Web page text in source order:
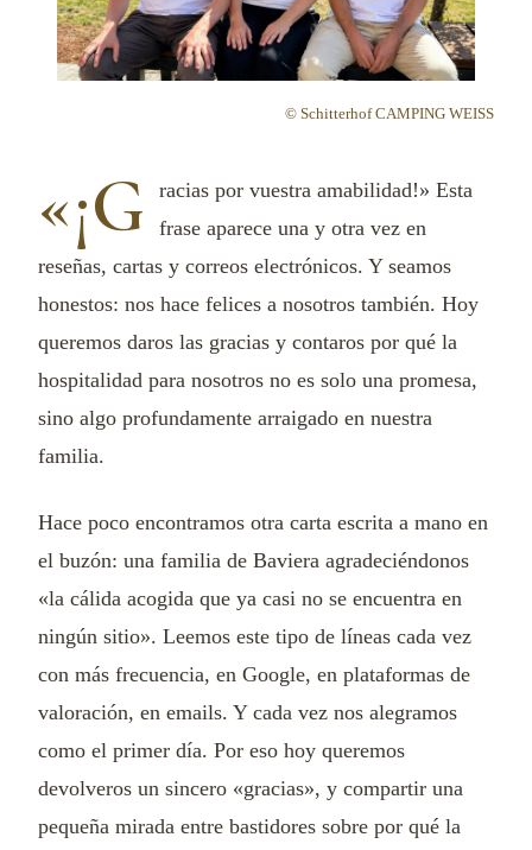
© Schitterhof CAMPING WEISS
«¡G
racias por vuestra amabilidad!» Esta
frase aparece una y otra vez en
reseñas, cartas y correos electrónicos. Y seamos
honestos: nos hace felices a nosotros también. Hoy
queremos daros las gracias y contaros por qué la
hospitalidad para nosotros no es solo una promesa,
sino algo profundamente arraigado en nuestra
familia.
Hace poco encontramos otra carta escrita a mano en
el buzón: una familia de Baviera agradeciéndonos
«la cálida acogida que ya casi no se encuentra en
ningún sitio». Leemos este tipo de líneas cada vez
con más frecuencia, en Google, en plataformas de
valoración, en emails. Y cada vez nos alegramos
como el primer día. Por eso hoy queremos
devolveros un sincero «gracias», y compartir una
pequeña mirada entre bastidores sobre por qué la